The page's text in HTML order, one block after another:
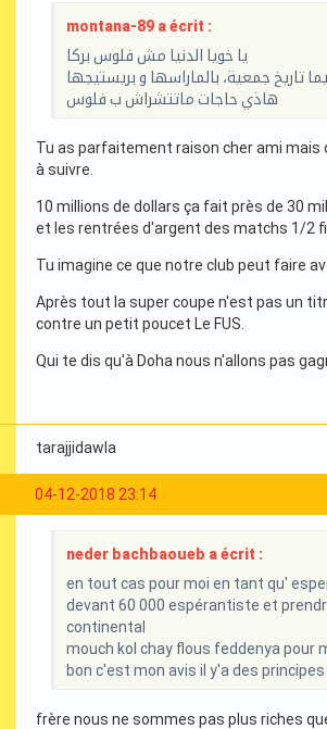
montana-89 a écrit :
يا خويا الدنيا مش فلوس بركا
تاريخ جمعية، بالماراسها و بريستيجها
هاذي حاجات ماتتشراش ب فلوس
Tu as parfaitement raison cher ami
à suivre.
10 millions de dollars ça fait près de 30
et les rentrées d'argent des matchs 1/2
Tu imagine ce que notre club peut faire
Après tout la super coupe n'est pas un
contre un petit poucet Le FUS.
Qui te dis qu'à Doha nous n'allons pas
tarajjidawla
04-12-2018 23:14
neder bachbaoueb a écrit :
en tout cas pour moi en tant qu'
devant 60 000 espérantiste et
continental
mouch kol chay flous feddenya pour
bon c'est mon avis il y'a des
frère nous ne sommes pas plus riches